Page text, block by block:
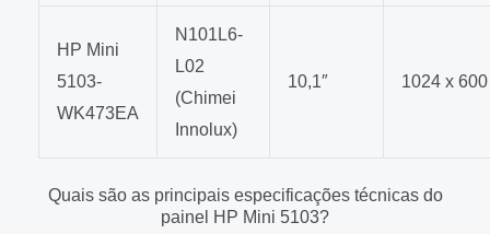
HP Mini
5103-
WK473EA
N101L6-
L02
(Chimei
Innolux)
10,1″ 1024 x 600
Quais são as principais especificações técnicas do
painel HP Mini 5103?